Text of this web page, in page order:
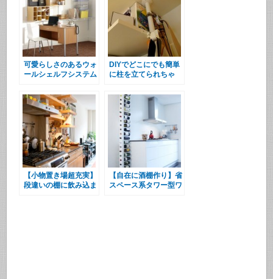
可愛らしさのあるウォ
ールシェルフシステム
DIYでどこにでも簡単
に柱を立てられちゃ
BRACKET”
【小物置き場超充実】
段違いの棚に飲み込ま
【自在に酒棚作り】省
スペース系タワー型ワ